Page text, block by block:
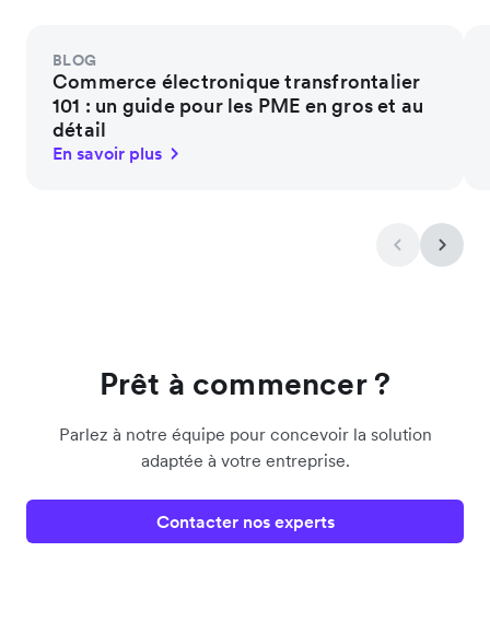
BLOG
Commerce électronique transfrontalier
101 : un guide pour les PME en gros et au
détail
En savoir plus
Prêt à commencer ?
Parlez à notre équipe pour concevoir la solution
adaptée à votre entreprise.
Contacter nos experts